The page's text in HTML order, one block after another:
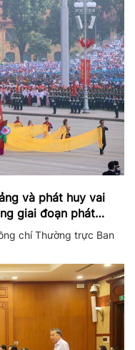
và phát huy vai
giai đoạn phát
chí Thường trực Ban